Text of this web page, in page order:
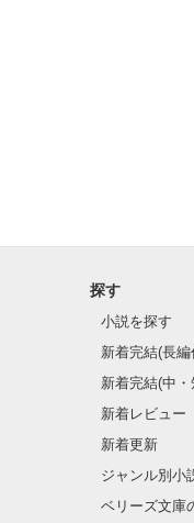
探す
小説を探す
新着完結(長編
新着完結(中
新着レビュー
新着更新
ジャンル別小
ベリーズ文庫